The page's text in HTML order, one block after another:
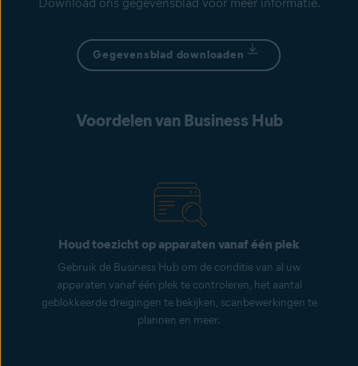
Gegevensblad downloaden
Voordelen van Business Hub
Houd toezicht op apparaten vanaf één plek
Gebruik de Business Hub om de conditie van al uw
apparaten vanaf één plek te controleren, het aantal
geblokkeerde dreigingen te bekijken, scanbewerkingen te
plannen en meer.